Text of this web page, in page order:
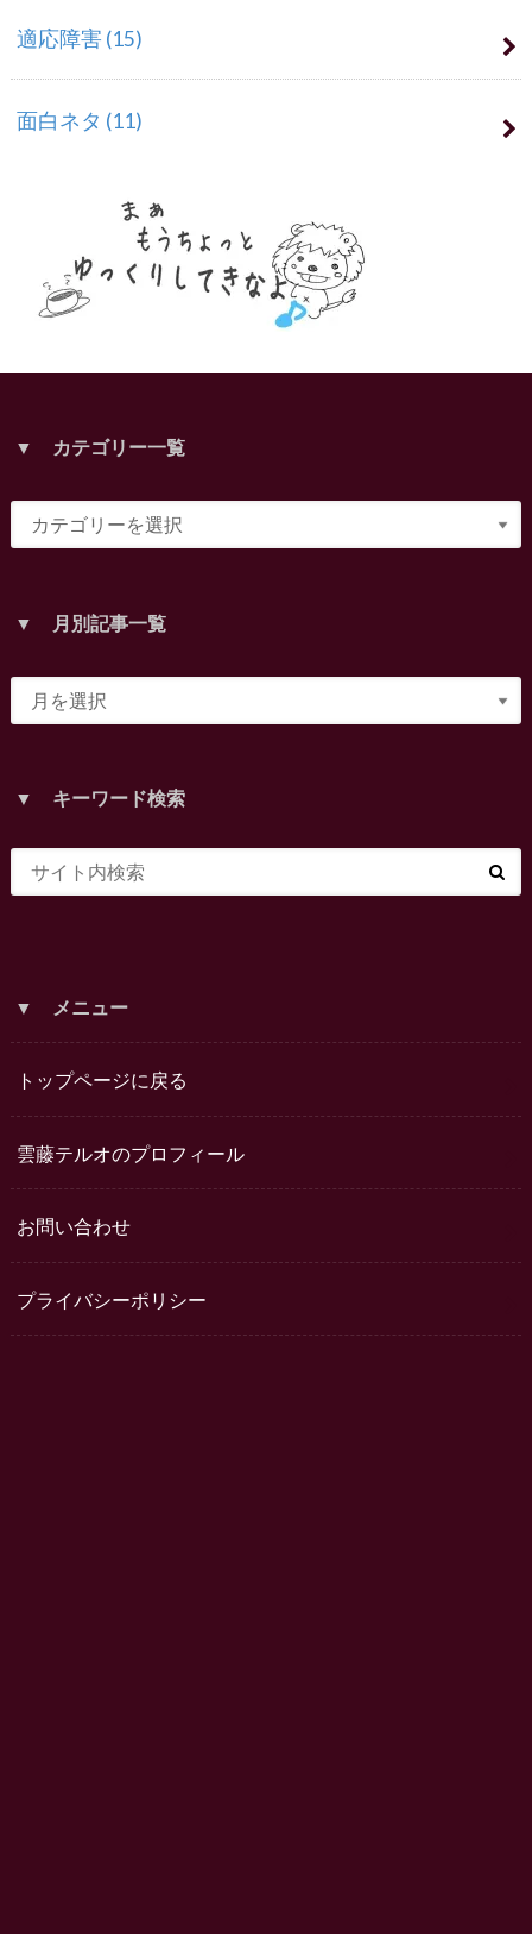
適応障害 (15)
面白ネタ (11)
▼ カテゴリー一覧
▼ 月別記事一覧
▼ キーワード検索
▼ メニュー
トップページに戻る
雲藤テルオのプロフィール
お問い合わせ
プライバシーポリシー